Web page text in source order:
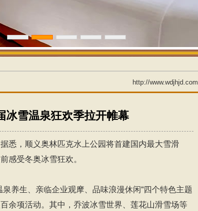
1 2 3 4 5
http://www.wdjhjd.com
雪温泉狂欢季拉开帷幕
悉，顺义奥林匹克水上公园将首建国内最大雪滑
感受冬奥冰雪狂欢。
养生、亲临企业观摩、品味浪漫休闲“四个特色主题
余项活动。其中，乔波冰雪世界、莲花山滑雪场等